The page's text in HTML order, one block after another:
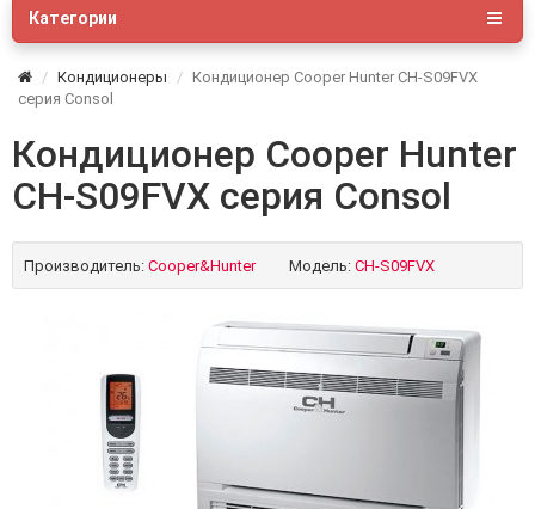
Категории
Кондиционеры
Кондиционер Cooper Hunter CH-S09FVX
серия Consol
Кондиционер Cooper Hunter
CH-S09FVX серия Consol
Производитель: Cooper&Hunter Модель: CH-S09FVX